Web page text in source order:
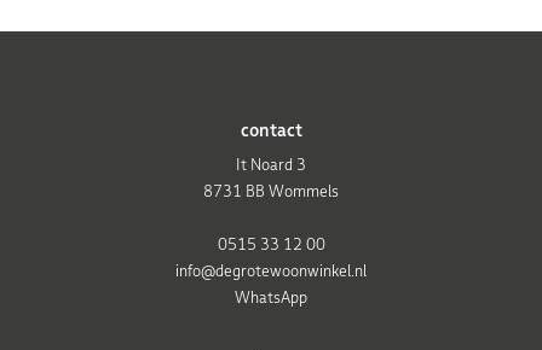
contact
It Noard 3
8731 BB Wommels
0515 33 12 00
info@degrotewoonwinkel.nl
WhatsApp